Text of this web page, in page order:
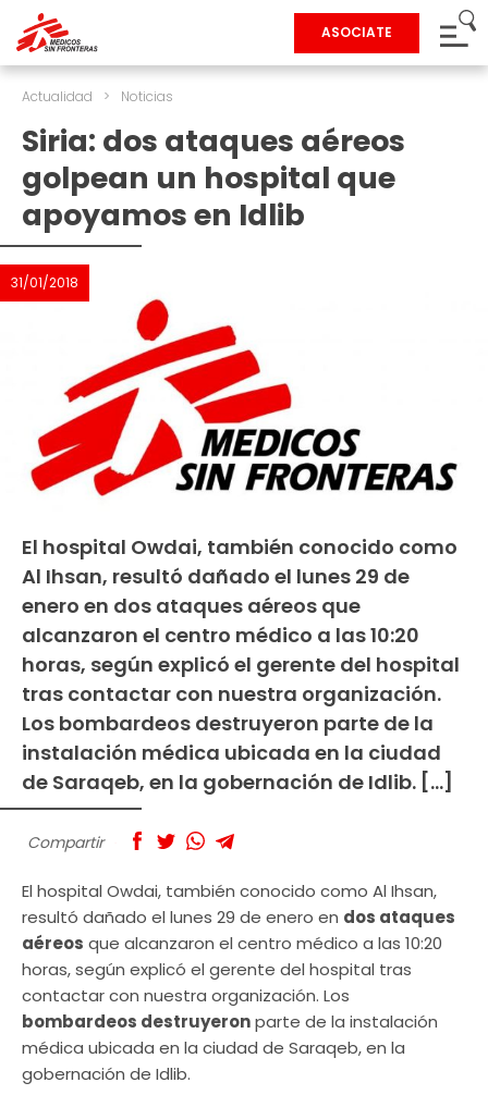
ASOCIATE
Actualidad > Noticias
Siria: dos ataques aéreos
golpean un hospital que
apoyamos en Idlib
31/01/2018
El hospital Owdai, también conocido como
Al Ihsan, resultó dañado el lunes 29 de
enero en dos ataques aéreos que
alcanzaron el centro médico a las 10:20
horas, según explicó el gerente del hospital
tras contactar con nuestra organización.
Los bombardeos destruyeron parte de la
instalación médica ubicada en la ciudad
de Saraqeb, en la gobernación de Idlib. […]
Compartir
El hospital Owdai, también conocido como Al Ihsan,
resultó dañado el lunes 29 de enero en dos ataques
aéreos que alcanzaron el centro médico a las 10:20
horas, según explicó el gerente del hospital tras
contactar con nuestra organización. Los
bombardeos destruyeronparte de la instalación
médica ubicada en la ciudad de Saraqeb, en la
gobernación de Idlib.